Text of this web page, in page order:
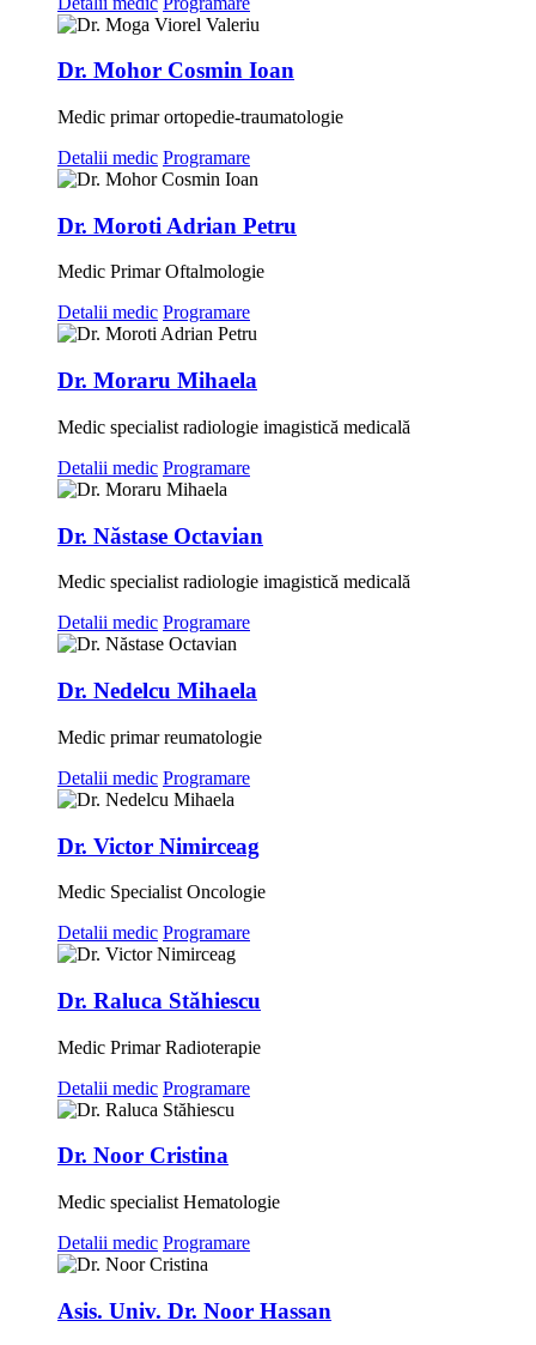
Dr. Mohor Cosmin Ioan
Medic primar ortopedie-traumatologie
Detalii medic Programare
Dr. Moroti Adrian Petru
Medic Primar Oftalmologie
Detalii medic Programare
Dr. Moraru Mihaela
Medic specialist radiologie imagistică medicală
Detalii medic Programare
Dr. Năstase Octavian
Medic specialist radiologie imagistică medicală
Detalii medic Programare
Dr. Nedelcu Mihaela
Medic primar reumatologie
Detalii medic Programare
Dr. Victor Nimirceag
Medic Specialist Oncologie
Detalii medic Programare
Dr. Raluca Stăhiescu
Medic Primar Radioterapie
Detalii medic Programare
Dr. Noor Cristina
Medic specialist Hematologie
Detalii medic Programare
Asis. Univ. Dr. Noor Hassan